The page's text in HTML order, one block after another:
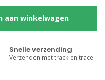
aan winkelwagen
Snelle verzending
Verzenden met track en trace